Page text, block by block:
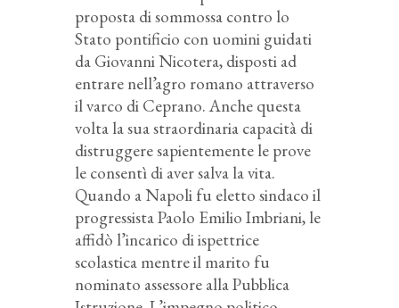
proposta di sommossa contro lo
Stato pontificio con uomini guidati
da Giovanni Nicotera, disposti ad
entrare nell’agro romano attraverso
il varco di Ceprano. Anche questa
volta la sua straordinaria capacità di
distruggere sapientemente le prove
le consentì di aver salva la vita.
Quando a Napoli fu eletto sindaco il
progressista Paolo Emilio Imbriani, le
affidò l’incarico di ispettrice
scolastica mentre il marito fu
nominato assessore alla Pubblica